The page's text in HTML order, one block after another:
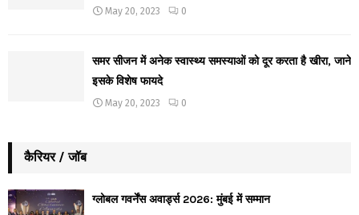
May 20, 2023 0
समर सीजन में अनेक स्वास्थ्य समस्याओं को दूर करता है खीरा, जाने
इसके विशेष फायदे
May 20, 2023 0
कैरियर / जॉब
ग्लोबल गवर्नेंस अवार्ड्स 2026: मुंबई में सम्मान